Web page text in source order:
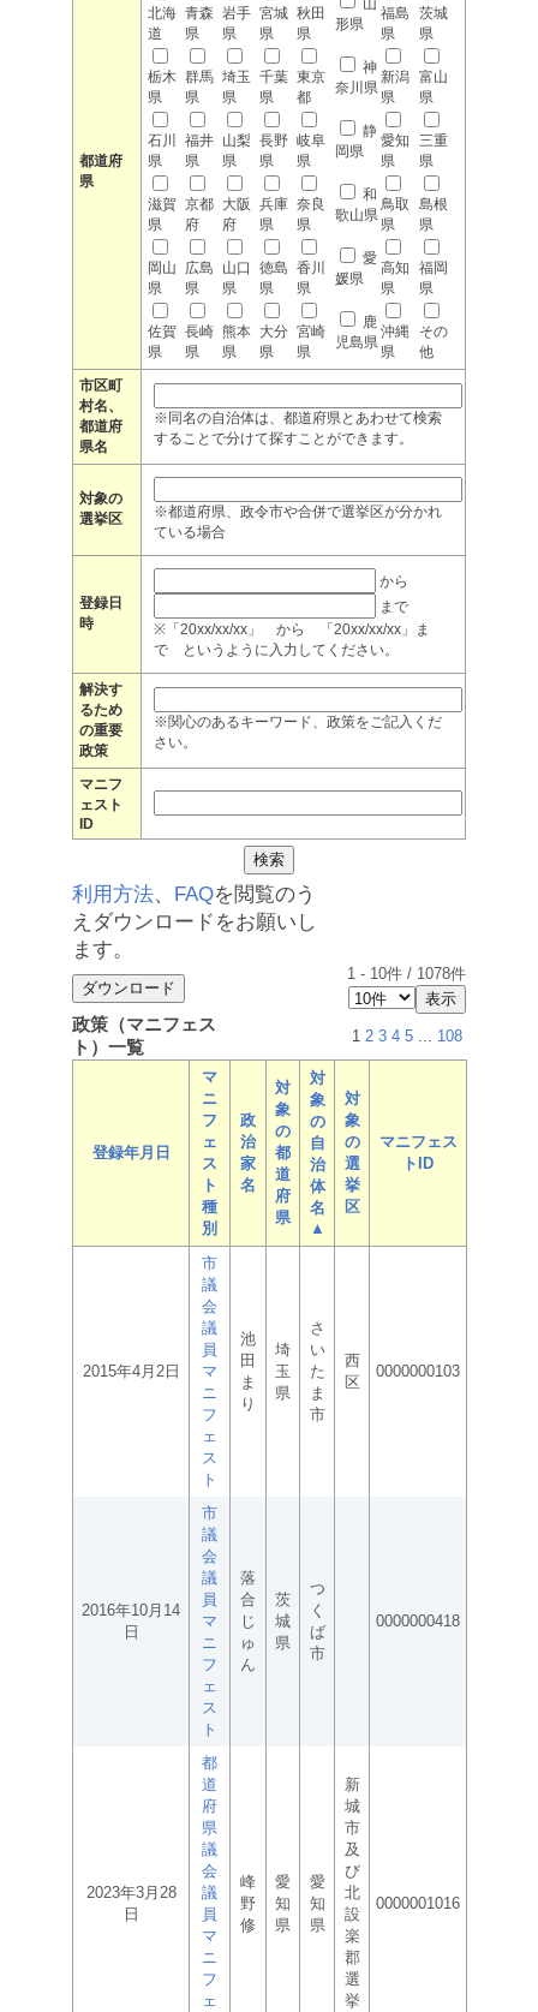
都道府
県
北海
道
青森
県
岩手
県
宮城
県
秋田
県
山
形県
福島
県
茨城
県
栃木
県
群馬
県
埼玉
県
千葉
県
東京
都
神
奈川県
新潟
県
富山
県
石川
県
福井
県
山梨
県
長野
県
岐阜
県
静
岡県
愛知
県
三重
県
滋賀
県
京都
府
大阪
府
兵庫
県
奈良
県
和
歌山県
鳥取
県
島根
県
岡山
県
広島
県
山口
県
徳島
県
香川
県
愛
媛県
高知
県
福岡
県
佐賀
県
長崎
県
熊本
県
大分
県
宮崎
県
鹿
児島県
沖縄
県
その
他
市区町
村名、
都道府
県名
※同名の自治体は、都道府県とあわせて検索
することで分けて探すことができます。
対象の
選挙区
※都道府県、政令市や合併で選挙区が分かれ
ている場合
登録日
時
から
まで
※「20xx/xx/xx」 から 「20xx/xx/xx」ま
で というように入力してください。
解決す
るため
の重要
政策
※関心のあるキーワード、政策をご記入くだ
さい。
マニフ
ェスト
ID
利用方法、 FAQを閲覧のう
えダウンロードをお願いし
ます。
1 - 10件 / 1078件
政策（マニフェス
ト）一覧
1 2 3 4 5 ... 108
登録年月日
マ
ニ
フ
ェ
ス
ト
種
別
政
治
家
名
対
象
の
都
道
府
県
対
象
の
自
治
体
名
▲
対
象
の
選
挙
区
マニフェス
トID
2015年4月2日
市
議
会
議
員
マ
ニ
フ
ェ
ス
ト
池
田
ま
り
埼
玉
県
さ
い
た
ま
市
西
区
0000000103
2016年10月14
日
市
議
会
議
員
マ
ニ
フ
ェ
ス
ト
落
合
じ
ゅ
ん
茨
城
県
つ
く
ば
市
0000000418
2023年3月28
日
都
道
府
県
議
会
議
員
マ
ニ
フ
ェ
峰
野
修
愛
知
県
愛
知
県
新
城
市
及
び
北
設
楽
郡
選
挙
0000001016